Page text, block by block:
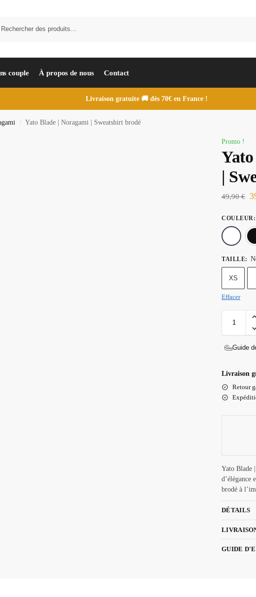
couple À propos de nous Contact
Livraison gratuite 🚚 dès 70€ en France !
/ Yato Blade | Noragami | Sweatshirt brodé
Promo !
|
49,90€
COULEUR :
TAILLE:
XS
Effacer
Guide
Livraison
Retour
Yato Blade
d’élégance
brodé à
DÉTAILS
GUIDE